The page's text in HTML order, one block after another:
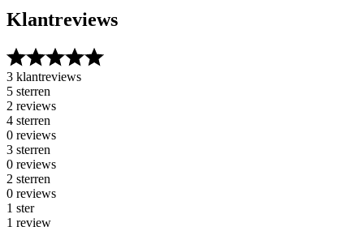
Klantreviews
3 klantreviews
5 sterren
2 reviews
4 sterren
0 reviews
3 sterren
0 reviews
2 sterren
0 reviews
1 ster
1 review